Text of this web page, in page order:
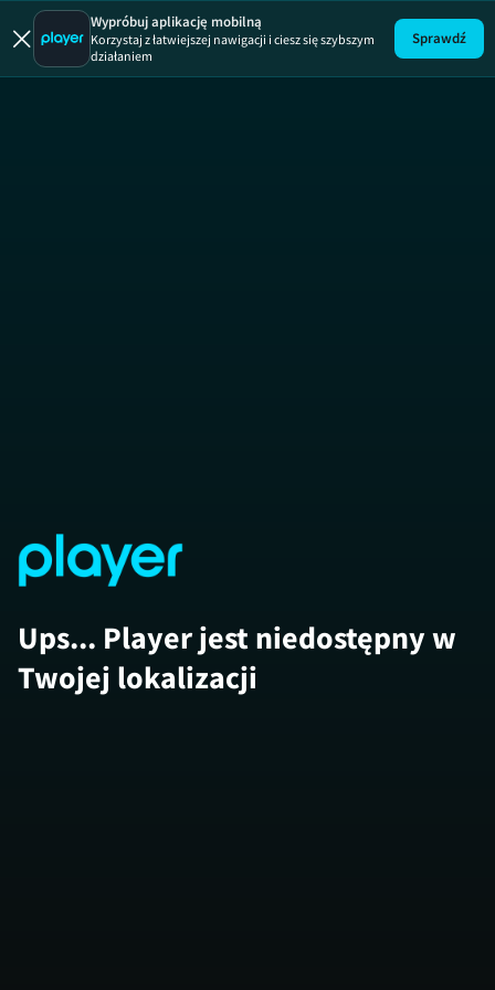
Wypróbuj aplikację mobilną
Korzystaj z łatwiejszej nawigacji i ciesz się szybszym
działaniem
Sprawdź
Ups... Player jest niedostępny w
Twojej lokalizacji